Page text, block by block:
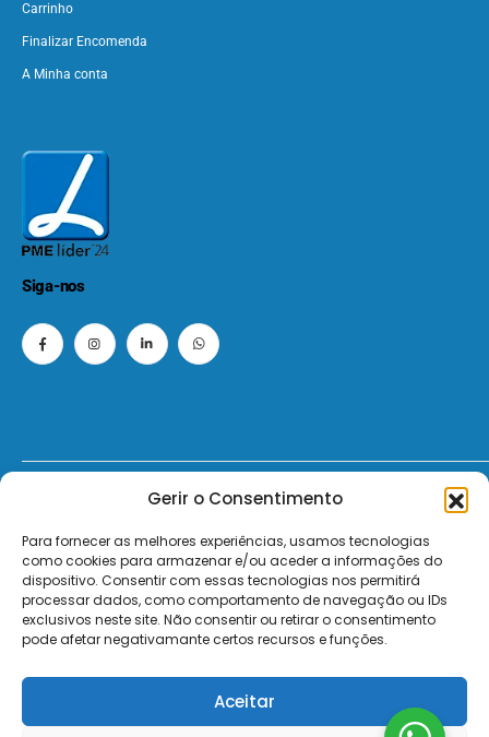
Gerir o Consentimento
Para fornecer as melhores experiências, usamos tecnologias
como cookies para armazenar e/ou aceder a informações do
dispositivo. Consentir com essas tecnologias nos permitirá
processar dados, como comportamento de navegação ou IDs
exclusivos neste site. Não consentir ou retirar o consentimento
pode afetar negativamante certos recursos e funções.
Aceitar
Carrinho
Finalizar Encomenda
A Minha conta
Siga-nos
© 2026 - ElectroMatos - Todos os direitos reservados.
Site by VC.
Pagamentos Seguros MB | MB WAY | Transferência Bancária | Payshop | Visa | Mastercard | Visa